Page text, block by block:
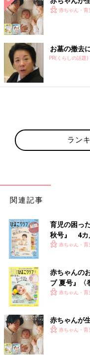
赤ちゃん・育
お墓の撤去
PR(くらしの話題)
ラン
関連記事
育児の困っ
秋号』 4カ
いっぱい！
赤ちゃん・育
赤ちゃんの
ブ 夏号』〈
く！ おっぱ
赤ちゃん・育
赤ちゃんが
赤ちゃん・育